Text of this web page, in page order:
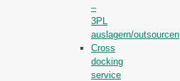
–
3PL
auslagern/outsourcen
Cross
docking
service